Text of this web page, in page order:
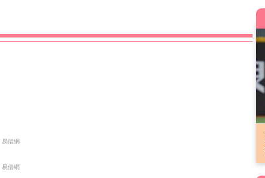
易借網
易借網